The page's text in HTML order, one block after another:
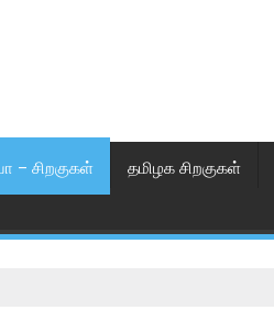
– சிறகுகள் தமிழக சிறகுகள்